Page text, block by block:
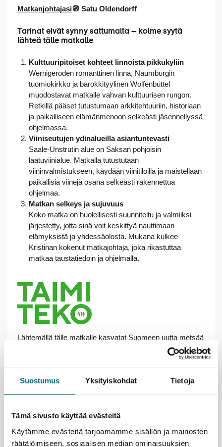
Suostumus Yksityiskohdat Tietoja
Tämä sivusto käyttää evästeitä
Käytämme evästeitä tarjoamamme sisällön ja mainosten
räätälöimiseen, sosiaalisen median ominaisuuksien
Matkanjohtajasi🧭 Satu Oldendorff
Tarinat eivät synny sattumalta – kolme syytä
lähteä tälle matkalle
Kulttuuripitoiset kohteet linnoista pikkukyliin
Wernigeroden romanttinen linna, Naumburgin
tuomiokirkko ja barokkityylinen Wolfenbüttel
muodostavat matkalle vahvan kulttuurisen rungon.
Retkillä pääset tutustumaan arkkitehtuuriin, historiaan
ja paikalliseen elämänmenoon selkeästi jäsennellyssä
ohjelmassa.
Viiniseutujen ydinalueilla asiantuntevasti
Saale-Unstrutin alue on Saksan pohjoisin
laatuviinialue. Matkalla tutustutaan
viininvalmistukseen, käydään viinitiloilla ja maistellaan
paikallisia viinejä osana selkeästi rakennettua
ohjelmaa.
Matkan selkeys ja sujuvuus
Koko matka on huolellisesti suunniteltu ja valmiiksi
järjestetty, jotta sinä voit keskittyä nauttimaan
elämyksistä ja yhdessäolosta. Mukana kulkee
Kristinan kokenut matkajohtaja, joka rikastuttaa
matkaa taustatiedoin ja ohjelmalla.
Lähtemällä tälle matkalle kasvatat Suomeen uutta metsää
Junior suite (parivuode + sohva)
kuvallinen henkilökortti. Ajokortti ja KELA-kortti eivät
tai henkilökortti. Tarkista ajoissa, että
Varausohje
matkustajamäärän ja siirryt suoraan majoituksen
ja lisäpalveluiden valintaan.
Maksutapoina käyvät: